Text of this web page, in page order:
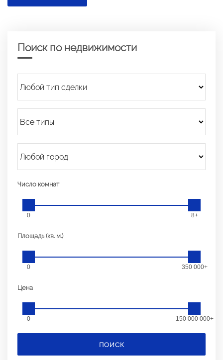
Поиск по недвижимости
Число комнат
0 8+
Площадь (кв. м.)
0 350 000+
Цена
0 150 000 000+
ПОИСК